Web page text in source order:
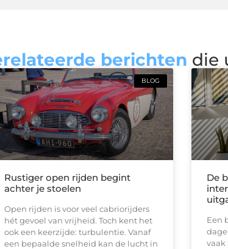
berichten die
BLOG
Rustiger open rijden begint
achter je stoelen
Open rijden is voor veel cabriorijders
hét gevoel van vrijheid. Toch kent het
ook een keerzijde: turbulentie. Vanaf
een bepaalde snelheid kan de lucht in
De
Een
vaak